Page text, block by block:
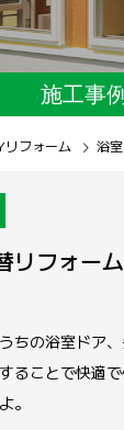
施工事例
リフォーム 浴室ド
リフォー
ちの浴室ドア
ることで快適
。